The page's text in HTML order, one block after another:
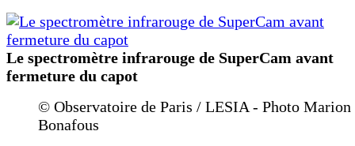
Le spectromètre infrarouge de SuperCam avant
fermeture du capot
© Observatoire de Paris / LESIA - Photo Marion
Bonafous